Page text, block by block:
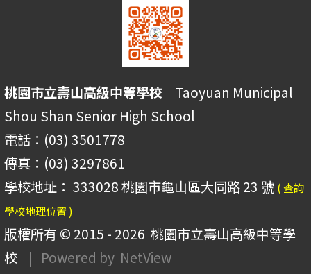
桃園市立壽山高級中等學校 Taoyuan Municipal
Shou Shan Senior High School
電話：(03) 3501778
傳真：(03) 3297861
學校地址： 333028 桃園市龜山區大同路 23 號 ( 查詢
學校地理位置 )
版權所有 © 2015 - 2026 桃園市立壽山高級中等學
校
| Powered by NetView